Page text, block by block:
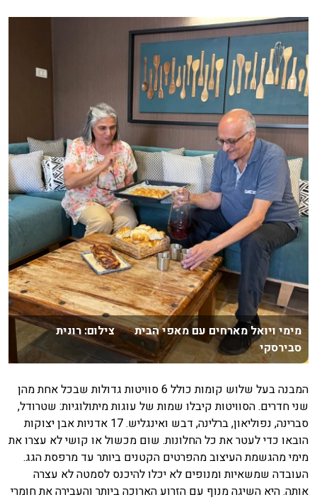
מימי ויואל מארחים עם מאפי הבית צילום: רונית
סבירסקי
המבנה בעל שלוש קומות כולל 6 סוויטות גדולות שבכל אחת מהן
שני חדרים. הסוויטות קיבלו שמות של עוגות מיתולוגיות: שטרודל,
סברינה, נפוליאון, ברלינה, דבש ואינגליש. 17 אדניות אבן יצוקות
הובאו כדי לעטר את כל החלונות. שום מכשול או קושי לא עצרו את
מימי מהגשמת העיצוב מהפרטים הקטנים ביותר עד מרפסת הגג.
העובדה שמשאיות ומנופים לא יכלו להיכנס לסמטה לא עצרה
אותה. היא השיגה מנוף עם הזרוע הארוכה ביותר והעבירה את חומרי